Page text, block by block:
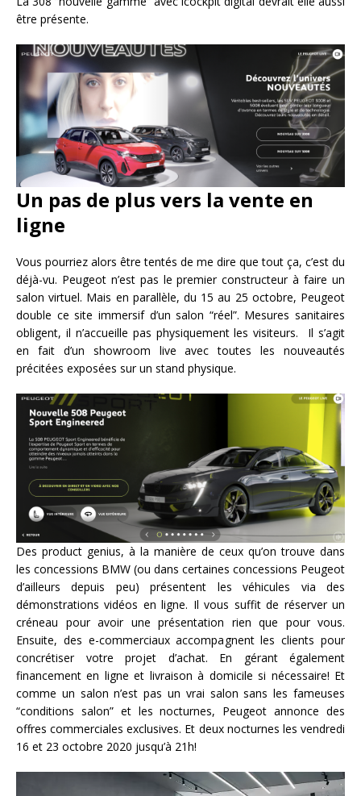
être présente.
Un pas de plus vers la vente en
ligne
Vous pourriez alors être tentés de me dire que tout ça, c’est du
déjà-vu. Peugeot n’est pas le premier constructeur à faire un
salon virtuel. Mais en parallèle, du 15 au 25 octobre, Peugeot
double ce site immersif d’un salon “réel”. Mesures sanitaires
obligent, il n’accueille pas physiquement les visiteurs. Il s’agit
en fait d’un showroom live avec toutes les nouveautés
précitées exposées sur un stand physique.
Des product genius, à la manière de ceux qu’on trouve dans
les concessions BMW (ou dans certaines concessions Peugeot
d’ailleurs depuis peu) présentent les véhicules via des
démonstrations vidéos en ligne. Il vous suffit de réserver un
créneau pour avoir une présentation rien que pour vous.
Ensuite, des e-commerciaux accompagnent les clients pour
concrétiser votre projet d’achat. En gérant également
financement en ligne et livraison à domicile si nécessaire! Et
comme un salon n’est pas un vrai salon sans les fameuses
“conditions salon” et les nocturnes, Peugeot annonce des
offres commerciales exclusives. Et deux nocturnes les vendredi
16 et 23 octobre 2020 jusqu’à 21h!